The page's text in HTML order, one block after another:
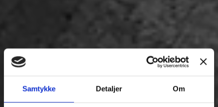
Samtykke Detaljer Om